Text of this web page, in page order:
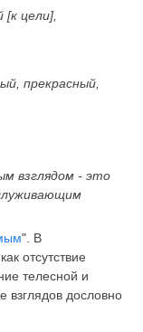
цели],
прекрасный,
взглядом - это
". В
отсутствие
телесной и
взглядов дословно